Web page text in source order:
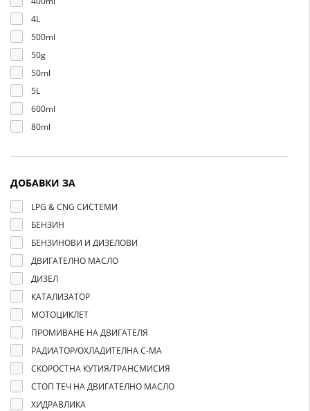
4L
500ml
50g
50ml
5L
600ml
80ml
ДОБАВКИ ЗА
LPG & CNG СИСТЕМИ
БЕНЗИН
БЕНЗИНОВИ И ДИЗЕЛОВИ
ДВИГАТЕЛНО МАСЛО
ДИЗЕЛ
КАТАЛИЗАТОР
МОТОЦИКЛЕТ
ПРОМИВАНЕ НА ДВИГАТЕЛЯ
РАДИАТОР/ОХЛАДИТЕЛНА С-МА
СКОРОСТНА КУТИЯ/ТРАНСМИСИЯ
СТОП ТЕЧ НА ДВИГАТЕЛНО МАСЛО
ХИДРАВЛИКА